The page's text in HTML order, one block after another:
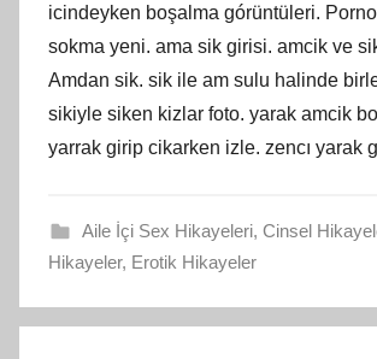
icindeyken boşalma górüntüleri.
sokma yeni. ama sik girisi. amcik ve
Amdan sik. sik ile am sulu halinde
sikiyle siken kizlar foto. yarak amcik
yarrak girip cikarken izle. zencı yarak
Aile İçi Sex Hikayeleri, Cinsel
Hikayeler, Erotik Hikayeler